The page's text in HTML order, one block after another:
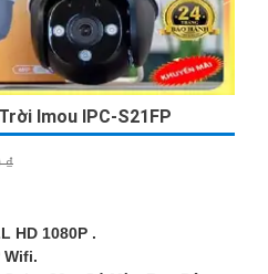
Imou IPC-S21FP
₫
HD 1080P .
Wifi.